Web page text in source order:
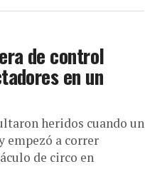
de control
en un
heridos cuando un
empezó a correr
de circo en